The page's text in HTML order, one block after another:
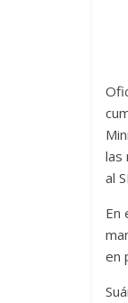
las
al
En
en